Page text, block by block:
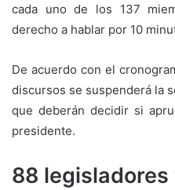
cada uno de los 137
derecho a hablar por 10
De acuerdo con el
discursos se suspenderá la
que deberán decidir si
presidente.
88